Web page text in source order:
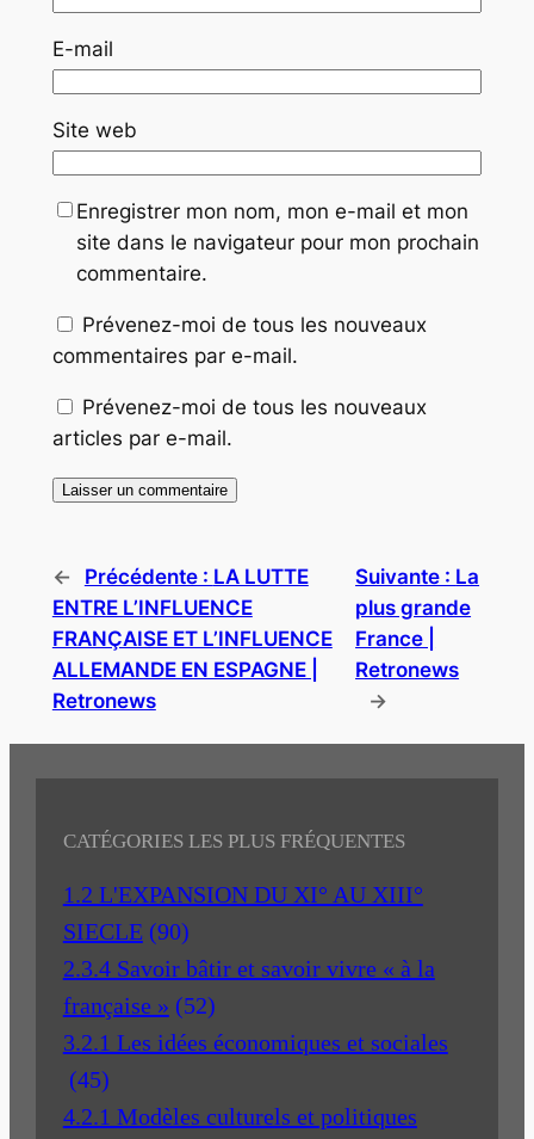
E-mail
Site web
Enregistrer mon nom, mon e-mail et mon
site dans le navigateur pour mon prochain
commentaire.
Prévenez-moi de tous les nouveaux
commentaires par e-mail.
Prévenez-moi de tous les nouveaux
articles par e-mail.
← Précédente : LA LUTTE
ENTRE L’INFLUENCE
FRANÇAISE ET L’INFLUENCE
ALLEMANDE EN ESPAGNE |
Retronews
Suivante : La
plus grande
France |
Retronews
→
CATÉGORIES LES PLUS FRÉQUENTES
1.2 L'EXPANSION DU XI° AU XIII°
SIECLE (90)
2.3.4 Savoir bâtir et savoir vivre « à la
française » (52)
3.2.1 Les idées économiques et sociales
(45)
4.2.1 Modèles culturels et politiques